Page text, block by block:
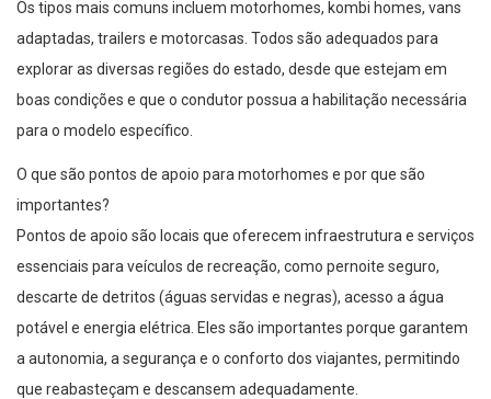
Os tipos mais comuns incluem motorhomes, kombi homes, vans
adaptadas, trailers e motorcasas. Todos são adequados para
explorar as diversas regiões do estado, desde que estejam em
boas condições e que o condutor possua a habilitação necessária
para o modelo específico.
O que são pontos de apoio para motorhomes e por que são
importantes?
Pontos de apoio são locais que oferecem infraestrutura e serviços
essenciais para veículos de recreação, como pernoite seguro,
descarte de detritos (águas servidas e negras), acesso a água
potável e energia elétrica. Eles são importantes porque garantem
a autonomia, a segurança e o conforto dos viajantes, permitindo
que reabasteçam e descansem adequadamente.